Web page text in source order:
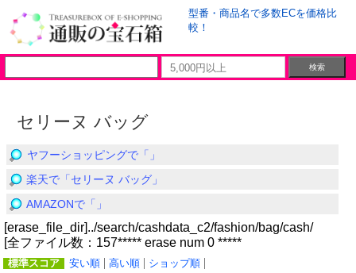
型番・商品名で多数ECを価格比
較！
セリーヌ バッグ
ヤフーショッピングで「」
楽天で「セリーヌ バッグ」
AMAZONで「」
[erase_file_dir]../search/cashdata_c2/fashion/bag/cash/
[全ファイル数：157***** erase num 0 *****
標準スコア 安い順 高い順
ショップ順